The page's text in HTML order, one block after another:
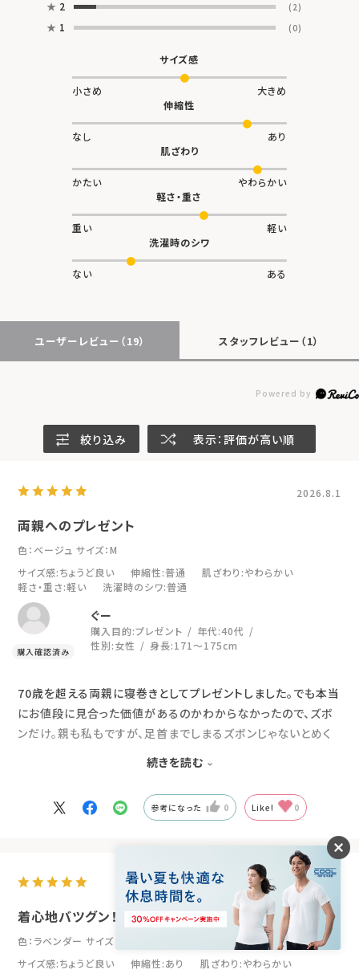
★ 2 (2)
★ 1 (0)
サイズ感
小さめ
大きめ
伸縮性
なし
あり
肌ざわり
かたい
やわらかい
軽さ・重さ
重い
軽い
洗濯時のシワ
ない ある
ユーザーレビュー （19） スタッフレビュー （1）
絞り込み 表示：評価が高い順
2026.8.1
両親へのプレゼント
色：ベージュ サイズ：M
サイズ感:ちょうど良い 伸縮性:普通 肌ざわり :やわらかい
軽さ・重さ:軽い 洗濯時のシワ:普通
ぐー
購入目的:プレゼント 年代:40代
性別:女性 身長:171～175cm
70歳を超える両親に寝巻きとしてプレゼントしました。でも本当
にお値段に見合った価値があるのかわからなかったので、ズボ
ンだけ。親も私もですが、足首までしまるズボンじゃないとめく
いつもなら一度洗ってから使うのに渡したその日から使い始め
て、すぐに気に入ってくれました。は着心地もいいし寝返りも楽
だと。なので、追加で上着も買おうとしたら気に入り過ぎて数日
続きを読む
参考になった 0 Like! 0
2026.7.25
着心地バツグン！
色：ラベンダー サイズ：S
サイズ感:ちょうど良い 伸縮性:あり 肌ざわり :やわらかい